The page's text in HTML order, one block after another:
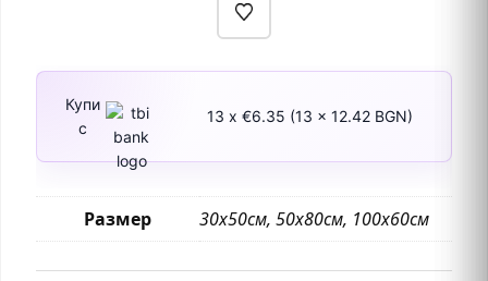
Купи
с
13 x €6.35 (13 x 12.42 BGN)
Размер 30х50см, 50х80см, 100х60см